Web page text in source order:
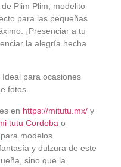
Plim Plim, modelito
para las pequeñas
¡Presenciar a tu
la alegría hecha
para ocasiones
fotos.
en https://mitutu.mx/ y
tutu Cordoba o
para modelos
y dulzura de este
sino que la